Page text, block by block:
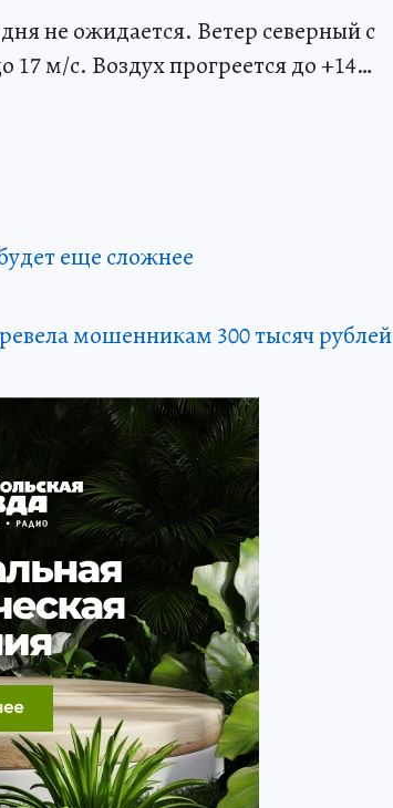
не ожидается. Ветер северный с
м/с. Воздух прогреется до +14…
еще сложнее
мошенникам 300 тысяч рублей